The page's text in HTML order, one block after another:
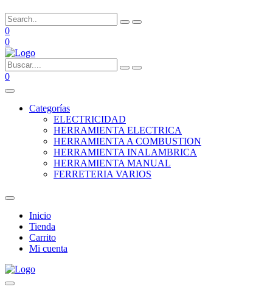
0
0
0
Categorías
ELECTRICIDAD
HERRAMIENTA ELECTRICA
HERRAMIENTA A COMBUSTION
HERRAMIENTA INALAMBRICA
HERRAMIENTA MANUAL
FERRETERIA VARIOS
Inicio
Tienda
Carrito
Mi cuenta